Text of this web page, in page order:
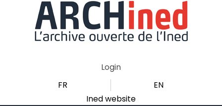
Login
FR
EN
Ined website